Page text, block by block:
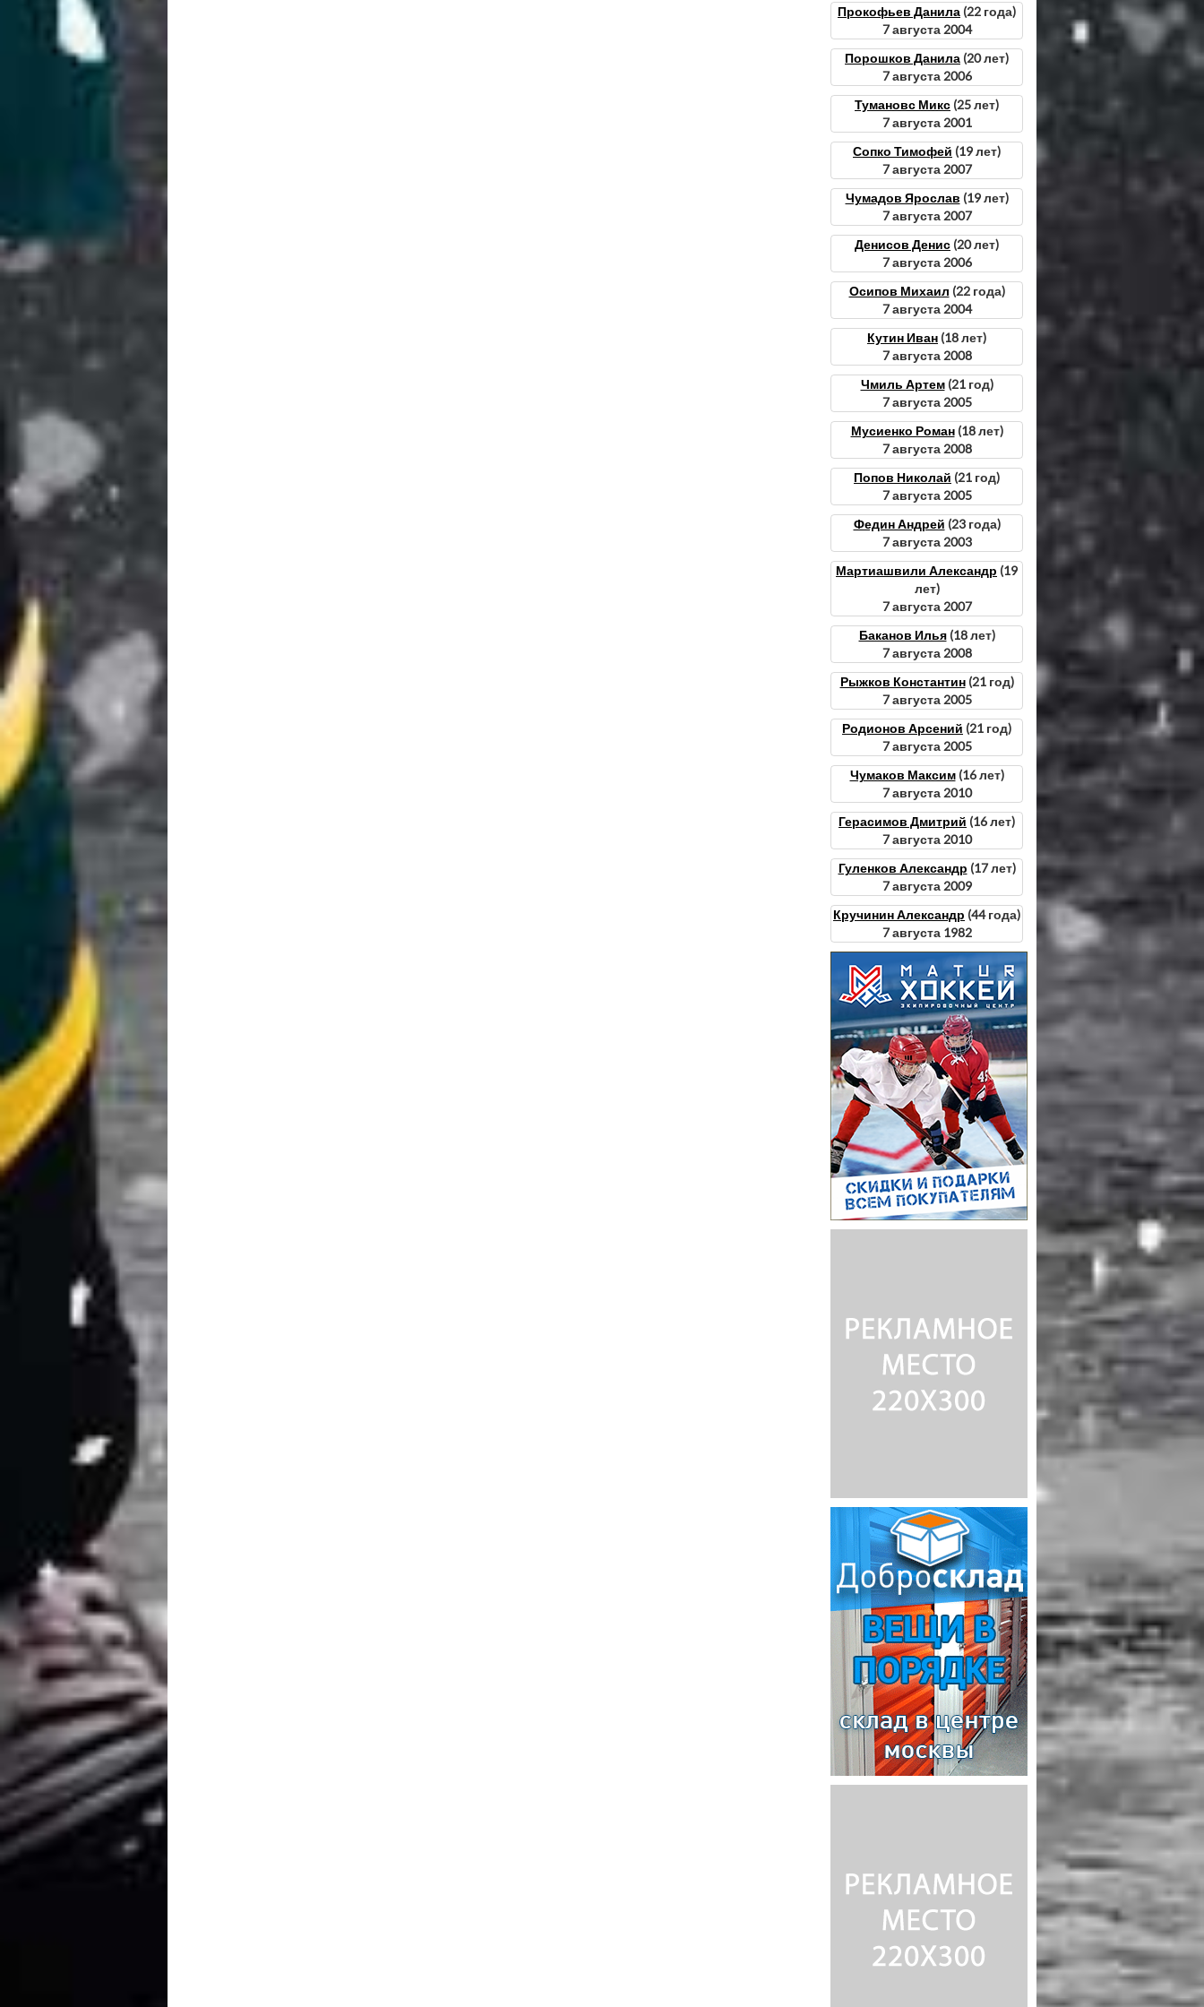
Прокофьев Данила (22 года)
7 августа 2004
Порошков Данила (20 лет)
7 августа 2006
Тумановс Микс (25 лет)
7 августа 2001
Сопко Тимофей (19 лет)
7 августа 2007
Чумадов Ярослав (19 лет)
7 августа 2007
Денисов Денис (20 лет)
7 августа 2006
Осипов Михаил (22 года)
7 августа 2004
Кутин Иван (18 лет)
7 августа 2008
Чмиль Артем(21 год)
7 августа 2005
Мусиенко Роман(18 лет)
7 августа 2008
Попов Николай (21 год)
7 августа 2005
Федин Андрей (23 года)
7 августа 2003
Мартиашвили Александр (19
лет)
7 августа 2007
Баканов Илья(18 лет)
7 августа 2008
Рыжков Константин(21 год)
7 августа 2005
Родионов Арсений (21 год)
7 августа 2005
Чумаков Максим(16 лет)
7 августа 2010
Герасимов Дмитрий (16 лет)
7 августа 2010
Гуленков Александр (17 лет)
7 августа 2009
Кручинин Александр (44 года)
7 августа 1982